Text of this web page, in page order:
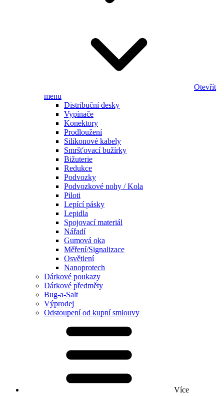
Otevřít
menu
Distribuční desky
Vypínače
Konektory
Prodloužení
Silikonové kabely
Smršťovací bužírky
Bižuterie
Redukce
Podvozky
Podvozkové nohy / Kola
Piloti
Lepící pásky
Lepidla
Spojovací materiál
Nářadí
Gumová oka
Měření/Signalizace
Osvětlení
Nanoprotech
Dárkové poukazy
Dárkové předměty
Bug-a-Salt
Výprodej
Odstoupení od kupní smlouvy
Více